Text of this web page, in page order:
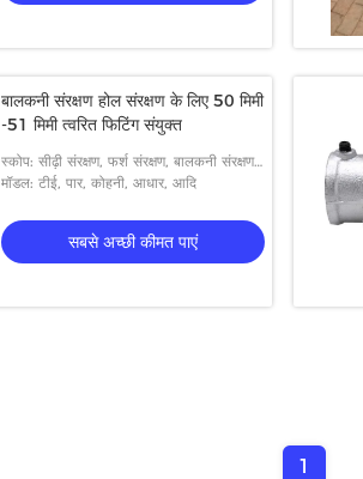
बालकनी संरक्षण होल संरक्षण के लिए 50 मिमी
-51 मिमी त्वरित फिटिंग संयुक्त
स्कोप: सीढ़ी संरक्षण, फर्श संरक्षण, बालकनी संरक्षण,
छेद संरक्षण, आदि
मॉडल: टीई, पार, कोहनी, आधार, आदि
सबसे अच्छी कीमत पाएं
1